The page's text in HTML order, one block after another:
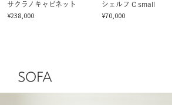
サクラノキャビネット
¥238,000
シェルフ C small
¥70,000
SOFA